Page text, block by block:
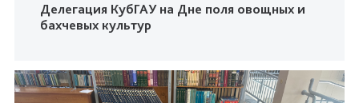
Делегация КубГАУ на Дне поля овощных и
бахчевых культур